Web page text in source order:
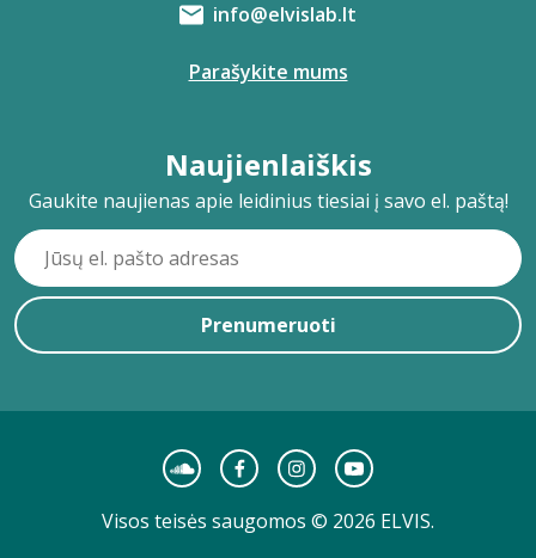
info@elvislab.lt
Parašykite mums
Naujienlaiškis
Gaukite naujienas apie leidinius tiesiai į savo el. paštą!
Prenumeruoti
Visos teisės saugomos © 2026 ELVIS.